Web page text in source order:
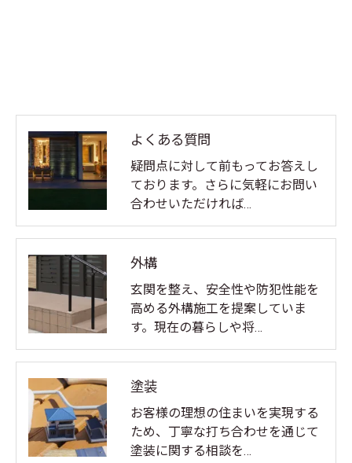
よくある質問
疑問点に対して前もってお答えし
ております。さらに気軽にお問い
合わせいただければ…
外構
玄関を整え、安全性や防犯性能を
高める外構施工を提案していま
す。現在の暮らしや将…
塗装
お客様の理想の住まいを実現する
ため、丁寧な打ち合わせを通じて
塗装に関する相談を…